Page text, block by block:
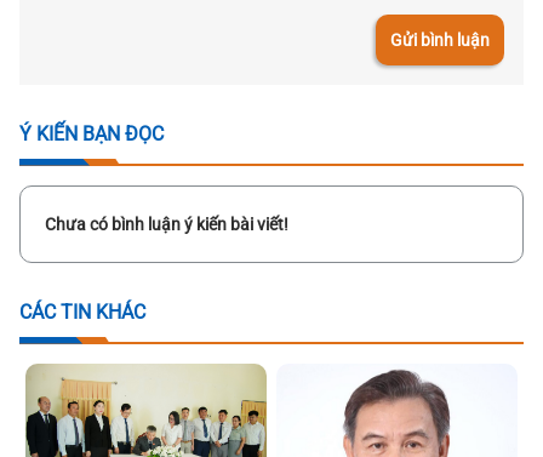
Gửi bình luận
Ý KIẾN BẠN ĐỌC
Chưa có bình luận ý kiến bài viết!
CÁC TIN KHÁC